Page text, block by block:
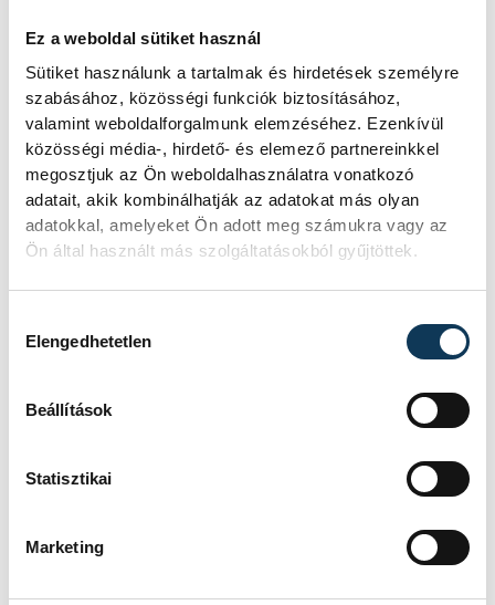
Ez a weboldal sütiket használ
Sütiket használunk a tartalmak és hirdetések személyre
szabásához, közösségi funkciók biztosításához,
valamint weboldalforgalmunk elemzéséhez. Ezenkívül
közösségi média-, hirdető- és elemező partnereinkkel
megosztjuk az Ön weboldalhasználatra vonatkozó
adatait, akik kombinálhatják az adatokat más olyan
adatokkal, amelyeket Ön adott meg számukra vagy az
Ön által használt más szolgáltatásokból gyűjtöttek.
Elengedhetetlen
Beállítások
Statisztikai
Marketing
Általános Iskola tanulóinak műsora zárta.
közélet
nemzeti ünnep
Katanics Sándor
1848
Varga Tamás
Gyulafirátót
FOTÓS
Patrik